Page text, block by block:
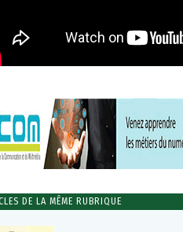
DE LA MÊME RUBRIQUE